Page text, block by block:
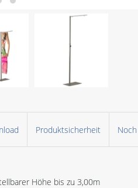
Produktsicherheit
Höhe bis zu 3,00m